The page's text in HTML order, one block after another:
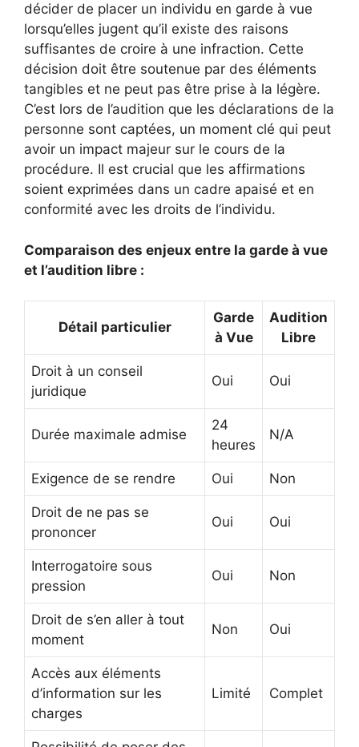
décider de placer un individu en garde à vue
lorsqu’elles jugent qu’il existe des raisons
suffisantes de croire à une infraction. Cette
décision doit être soutenue par des éléments
tangibles et ne peut pas être prise à la légère.
C’est lors de l’audition que les déclarations de la
personne sont captées, un moment clé qui peut
avoir un impact majeur sur le cours de la
procédure. Il est crucial que les affirmations
soient exprimées dans un cadre apaisé et en
conformité avec les droits de l’individu.
Comparaison des enjeux entre la garde à vue
et l’audition libre :
Détail particulier
Garde
à Vue
Audition
Libre
Droit à un conseil
juridique
Oui Oui
Durée maximale admise
24
heures
N/A
Exigence de se rendre Oui Non
Droit de ne pas se
prononcer
Oui Oui
Interrogatoire sous
pression
Oui Non
Droit de s’en aller à tout
moment
Non Oui
Accès aux éléments
d’information sur les
charges
Limité Complet